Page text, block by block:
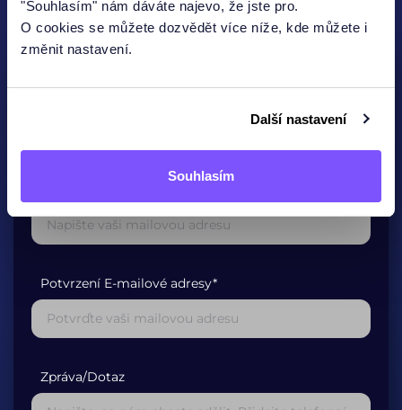
"Souhlasím" nám dáváte najevo, že jste pro.
O cookies se můžete dozvědět více níže, kde můžete i
změnit nastavení.
Další nastavení
Souhlasím
Potvrzení E-mailové adresy*
Zpráva/Dotaz